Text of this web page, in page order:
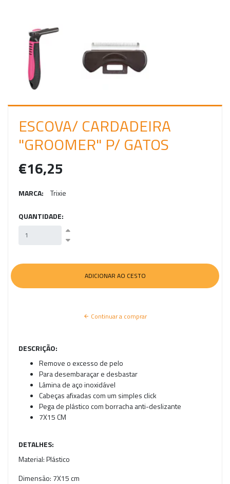
O
ESCOVA/ CARDADEIRA
"GROOMER" P/ GATOS
€16,25
MARCA: Trixie
QUANTIDADE:
Continuar a comprar
DESCRIÇÃO:
Remove o excesso de pelo
Para desembaraçar e desbastar
Lâmina de aço inoxidável
Cabeças afixadas com um simples click
Pega de plástico com borracha anti-deslizante
7X15 CM
DETALHES:
Material:Plástico
Dimensão: 7X15 cm